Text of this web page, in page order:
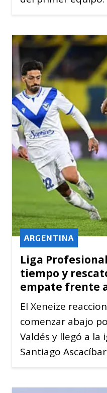
Liga
tiempo y
empate frente
ARGENTINA
El Xeneize
comenzar abajo
Valdés y llegó a la
Santiago